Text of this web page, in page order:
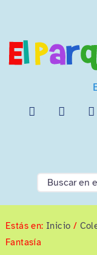
contenido
Dibujos
Dibujos
Estás en: Inicio /
Fantasía